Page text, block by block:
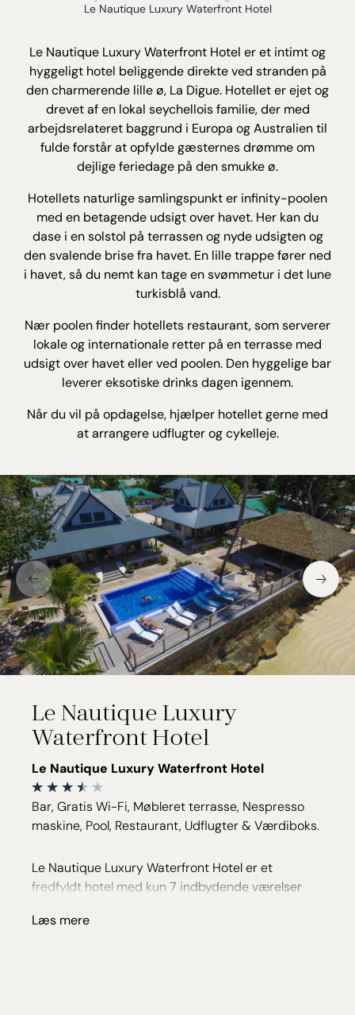
Le Nautique Luxury Waterfront Hotel
Le Nautique Luxury Waterfront Hotel er et intimt og
hyggeligt hotel beliggende direkte ved stranden på
den charmerende lille ø, La Digue. Hotellet er ejet og
drevet af en lokal seychellois familie, der med
arbejdsrelateret baggrund i Europa og Australien til
fulde forstår at opfylde gæsternes drømme om
dejlige feriedage på den smukke ø.
Hotellets naturlige samlingspunkt er infinity-poolen
med en betagende udsigt over havet. Her kan du
dase i en solstol på terrassen og nyde udsigten og
den svalende brise fra havet. En lille trappe fører ned
i havet, så du nemt kan tage en svømmetur i det lune
turkisblå vand.
Nær poolen finder hotellets restaurant, som serverer
lokale og internationale retter på en terrasse med
udsigt over havet eller ved poolen. Den hyggelige bar
leverer eksotiske drinks dagen igennem.
Når du vil på opdagelse, hjælper hotellet gerne med
at arrangere udflugter og cykelleje.
Le Nautique Luxury
Waterfront Hotel
Le Nautique Luxury Waterfront Hotel
Bar, Gratis Wi-Fi, Møbleret terrasse, Nespresso
maskine, Pool, Restaurant, Udflugter & Værdiboks.
Le Nautique Luxury Waterfront Hotel er et
fredfyldt hotel med kun 7 indbydende værelser
nuancer, som afspejler havet og kysten. Alle
Læs mere